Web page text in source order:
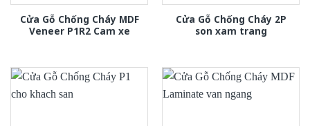
Cửa Gỗ Chống Cháy MDF
Veneer P1R2 Cam xe
Cửa Gỗ Chống Cháy 2P
son xam trang